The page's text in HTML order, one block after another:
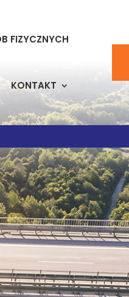
FIZYCZNYCH
KONTAKT